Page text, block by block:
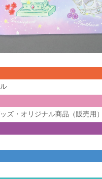
ズ・オリジナル商品（販売用）